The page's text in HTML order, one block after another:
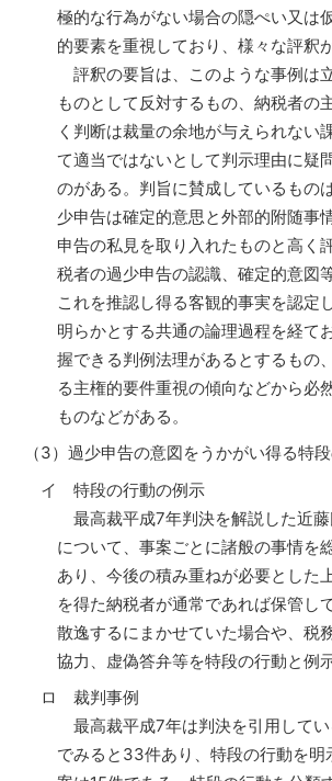
極的な行為がない場合の隠ぺい又は
的要素を重視しており、様々な評釈
評釈の要旨は、このような事例は
ものとして反対するもの、納税者の
く判断は裁量の余地が与えられない
て適当ではないとして判示理由に疑
のがある。判旨に賛成しているもの
少申告は確定的意思と外部的附随事
申告の私見を取り入れたものと高く
税者の過少申告の認識、確定的意図
これを推認し得る客観的事実を認定
明らかとする共通の論理過程を経て
握できる判例法理があるとするもの
る主権的要件重視の傾向などから必
ものなどがある。
（3）過少申告の意図をうかがい得る特
イ 特段の行動の例示
最高裁平成7年判決を解説した近
について、事案ごとに諸般の事情を
あり、今後の積み重ねが必要とした
を得た納税者が通常であれば保管し
散逸するにまかせていた場合や、税
協力、虚偽答弁等を特段の行動と例
ロ 裁判事例
最高裁平成7年は判決を引用して
でみると33件あり、特段の行動を明